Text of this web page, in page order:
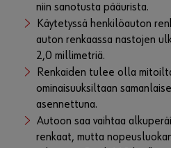
niin sanotusta pääurista.
Käytetyssä henkilöauton
auton renkaassa nastojen
2,0 millimetriä.
Renkaiden tulee olla
ominaisuuksiltaan
asennettuna.
Autoon saa vaihtaa
renkaat, mutta